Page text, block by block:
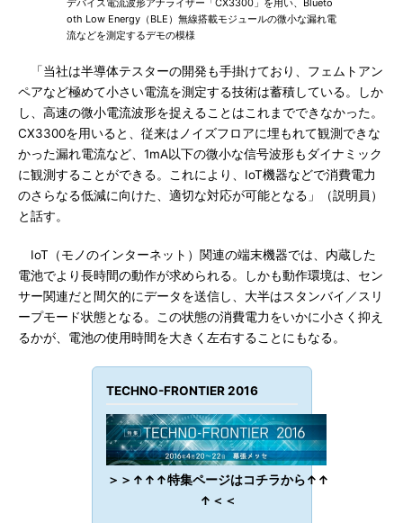
デバイス電流波形アナライザー「CX3300」を用い、Blueto
oth Low Energy（BLE）無線搭載モジュールの微小な漏れ電
流などを測定するデモの模様
「当社は半導体テスターの開発も手掛けており、フェムトアン
ペアなど極めて小さい電流を測定する技術は蓄積している。しか
し、高速の微小電流波形を捉えることはこれまでできなかった。
CX3300を用いると、従来はノイズフロアに埋もれて観測できな
かった漏れ電流など、1mA以下の微小な信号波形もダイナミック
に観測することができる。これにより、IoT機器などで消費電力
のさらなる低減に向けた、適切な対応が可能となる」（説明員）
と話す。
IoT（モノのインターネット）関連の端末機器では、内蔵した
電池でより長時間の動作が求められる。しかも動作環境は、セン
サー関連だと間欠的にデータを送信し、大半はスタンバイ／スリ
ープモード状態となる。この状態の消費電力をいかに小さく抑え
るかが、電池の使用時間を大きく左右することにもなる。
TECHNO-FRONTIER 2016
＞＞↑↑↑特集ページはコチラから↑↑
↑＜＜